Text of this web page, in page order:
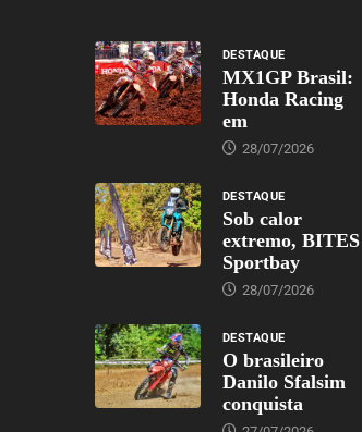
DESTAQUE
MX1GP Brasil:
Honda Racing
em
28/07/2026
DESTAQUE
Sob calor
extremo, BITES
Sportbay
28/07/2026
DESTAQUE
O brasileiro
Danilo Sfalsim
conquista